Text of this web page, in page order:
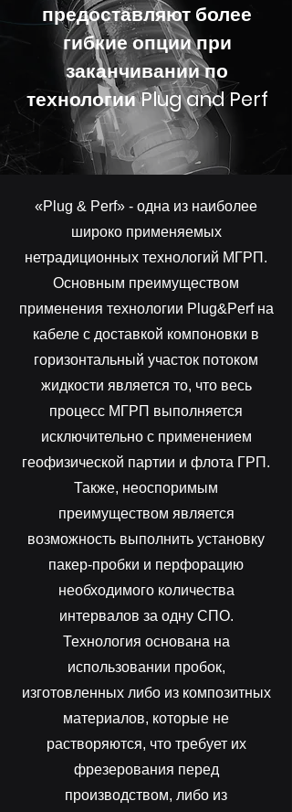
предоставляют более
гибкие опции при
заканчивании по
технологии Plug and Perf
«Plug & Perf» - одна из наиболее
широко применяемых
нетрадиционных технологий МГРП.
Основным преимуществом
применения технологии Plug&Perf на
кабеле с доставкой компоновки в
горизонтальный участок потоком
жидкости является то, что весь
процесс МГРП выполняется
исключительно с применением
геофизической партии и флота ГРП.
Также, неоспоримым
преимуществом является
возможность выполнить установку
пакер-пробки и перфорацию
необходимого количества
интервалов за одну СПО.
Технология основана на
использовании пробок,
изготовленных либо из композитных
материалов, которые не
растворяются, что требует их
фрезерования перед
производством, либо из